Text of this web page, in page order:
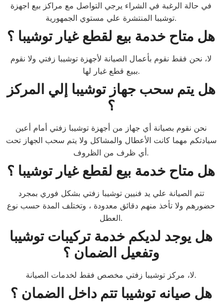
في حالة الرغبة في الشراء يرجي التواصل مع مراكز بيع اجهزة
توشيبا المنتشرة علي مستوي الجمهورية.
هل متاح خدمة بيع لقطع غيار توشيبا ؟
لا، نحن فقط نقوم بأعمال الصيانة لأجهزة توشيبا زفتي ولا نقوم
ببيع قطع غيار لها.
هل يتم سحب جهاز توشيبا إلي المركز
؟
نحن نقوم بصيانة أي جهاز من أجهزة توشيبا زفتي أمام أعين
سيادتكم مهما كانت الأعطال والمشاكل ولا يتم سحب الجهاز تحت
أي ظرف من الظروف.
هل متاح خدمة بيع لقطع غيار توشيبا ؟
تتم الصيانة علي يد فنيين توشيبا زفتي بشكل فوري بمجرد
حضورهم ولا تأخذ منهم دقائق معدودة ، وتختلف المدة حسب نوع
العطل.
هل يوجد لديكم خدمة تركيبات توشيبا
وتفعيل الضمان ؟
لا، مركز توشيبا زفتي مخصص فقط لخدمات الصيانة.
هل صيانه توشيبا تتم داخل الضمان ؟